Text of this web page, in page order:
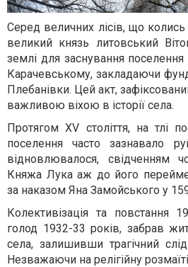
Серед величних лісів, що
великий князь литовський
землі для заснування
Карачевському, закладаючи
Плебанівки. Цей акт,
важливою віхою в історії села.
Протягом XV століття, на тлі
поселення часто зазнавало
відновлювалося, свідченням
Княжа Лука аж до його
за наказом Яна Замойського у
Колективізація та повстання
голод 1932-33 років, забрав
села, залишивши трагічний слід
Незважаючи на релігійну